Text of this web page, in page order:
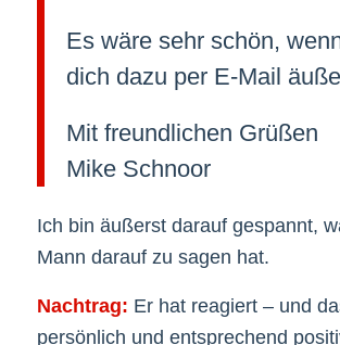
Es wäre sehr schön,
dich dazu per E-Mail
Mit freundlichen Grüßen
Mike Schnoor
Ich bin äußerst darauf gespannt,
Mann darauf zu sagen hat.
Nachtrag: Er hat reagiert – und
persönlich und entsprechend